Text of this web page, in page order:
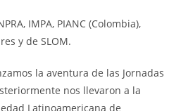
IMPA, PIANC (Colombia),
y de SLOM.
la aventura de las Jornadas
nos llevaron a la
Latinoamericana de